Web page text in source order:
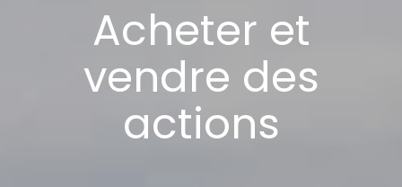
Acheter et
vendre des
actions